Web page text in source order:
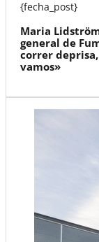
{fecha_post}
Maria
general de
correr
vamos»